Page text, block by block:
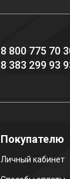
8 800 775 70
8 383 299 93
Покупателю
Личный кабинет